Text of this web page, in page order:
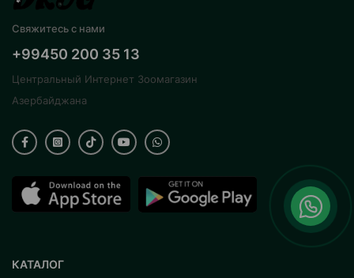
Свяжитесь с нами
+99450 200 35 13
Центральный Интернет Зоомагазин
Азербайджана
КАТАЛОГ